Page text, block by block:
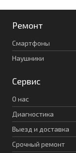
Ремонт
Смартфоны
Наушники
Сервис
О нас
Диагностика
Выезд и доставка
Срочный ремонт